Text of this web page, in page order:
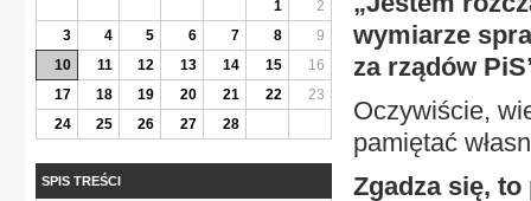
wymiarze
za rządów
Oczywiście,
pamiętać
Zgadza się,
1
2
3
4 5 6 7 8
9
10
11 12 13 14 15
16
17
18 19 20 21 22
23
24
25 26 27 28
SPIS TREŚCI